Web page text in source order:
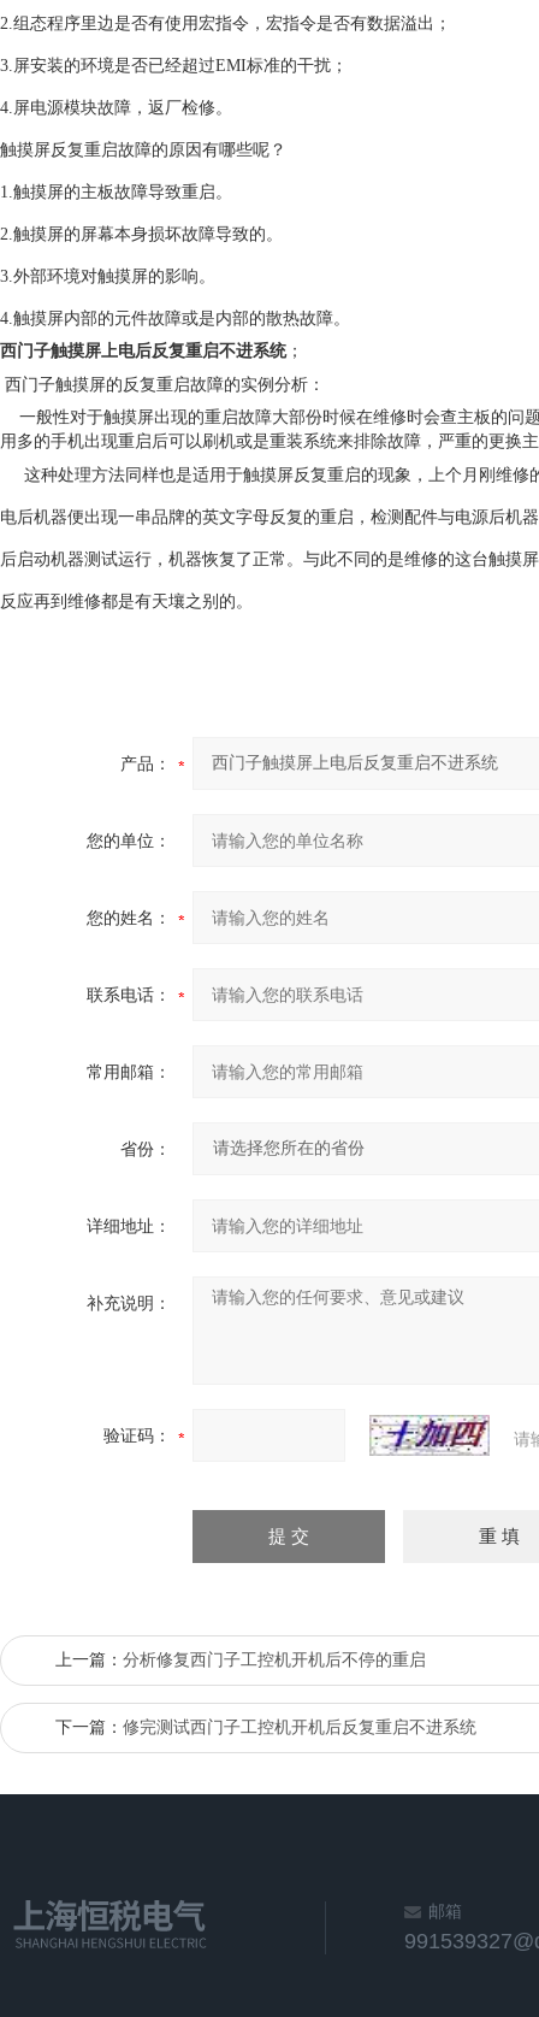
2.组态程序里边是否有使用宏指令，宏指令是否有数据溢出；
3.屏安装的环境是否已经超过EMI标准的干扰；
4.屏电源模块故障，返厂检修。
触摸屏反复重启故障的原因有哪些呢？
1.触摸屏的主板故障导致重启。
2.触摸屏的屏幕本身损坏故障导致的。
3.外部环境对触摸屏的影响。
4.触摸屏内部的元件故障或是内部的散热故障。
西门子触摸屏上电后反复重启不进系统；
西门子触摸屏的反复重启故障的实例分析：
一般性对于触摸屏出现的重启故障大部份时候在维修时会查主板的问
用多的手机出现重启后可以刷机或是重装系统来排除故障，严重的更换
这种处理方法同样也是适用于触摸屏反复重启的现象，上个月刚维修
电后机器便出现一串品牌的英文字母反复的重启，检测配件与电源后机
后启动机器测试运行，机器恢复了正常。与此不同的是维修的这台触摸
反应再到维修都是有天壤之别的。
产品：
您的单位：
您的姓名：
联系电话：
常用邮箱：
省份：
详细地址：
补充说明：
验证码： 请
上一篇： 分析修复西门子工控机开机后不停的重启
下一篇： 修完测试西门子工控机开机后反复重启不进系统
邮箱